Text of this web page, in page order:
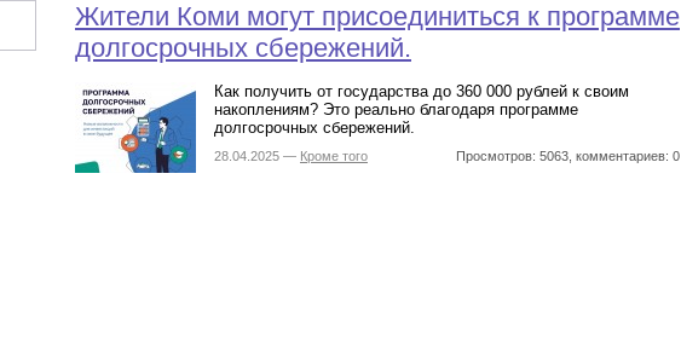
Жители Коми могут присоединиться к программе
долгосрочных сбережений.
Как получить от государства до 360 000 рублей к своим
накоплениям? Это реально благодаря программе
долгосрочных сбережений.
28.04.2025 — Кроме того Просмотров: 5063, комментариев: 0